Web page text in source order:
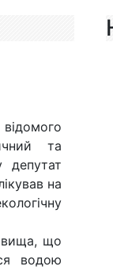
та
депутат
на
що
водою